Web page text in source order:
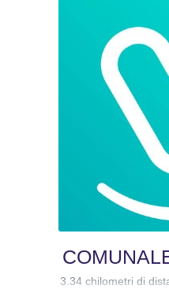
3.34 chilometri di